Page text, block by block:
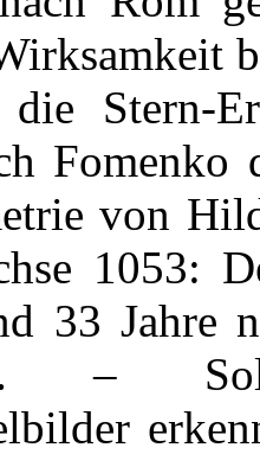
die Stern-
Fomenko
von
1053:
33 Jahre
–